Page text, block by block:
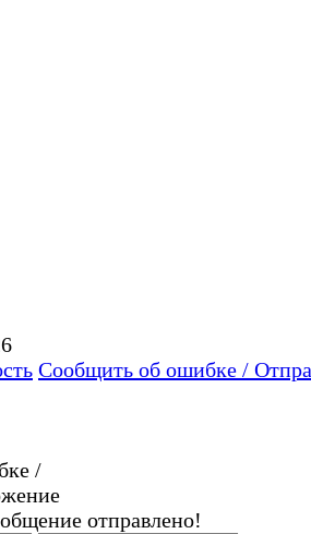
Сообщить об ошибке /
/
отправлено!